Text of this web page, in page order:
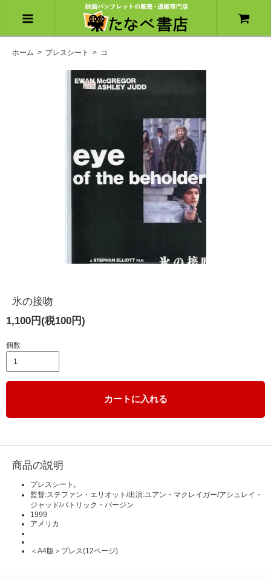
ホーム > プレスシート > コ
氷の接吻
1,100円(税100円)
個数
カートに入れる
商品の説明
プレスシート,
監督:ステファン・エリオット/出演:ユアン・マクレイガー/アシュレイ・
ジャッド/パトリック・バージン
1999
アメリカ
＜A4版＞プレス(12ページ)